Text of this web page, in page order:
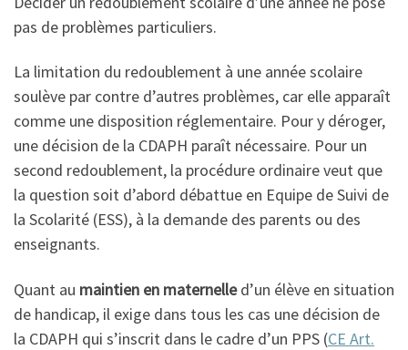
pas de problèmes particuliers.
La limitation du redoublement à une année scolaire
soulève par contre d’autres problèmes, car elle apparaît
comme une disposition réglementaire. Pour y déroger,
une décision de la CDAPH paraît nécessaire. Pour un
second redoublement, la procédure ordinaire veut que
la question soit d’abord débattue en Equipe de Suivi de
la Scolarité (ESS), à la demande des parents ou des
enseignants.
Quant au maintien en maternelled’un élève en situation
de handicap, il exige dans tous les cas une décision de
la CDAPH qui s’inscrit dans le cadre d’un PPS (CE Art.